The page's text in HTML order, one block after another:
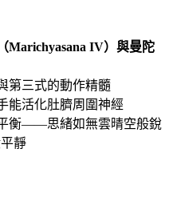
Marichyasana IV）與曼陀
第三式的動作精髓
能活化肚臍周圍神經
衡——思緒如無雲晴空般銳
靜